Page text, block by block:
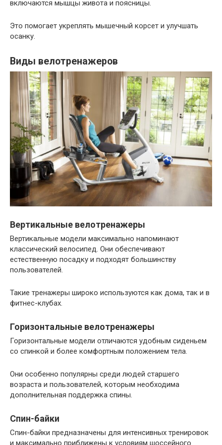
включаются мышцы живота и поясницы.
Это помогает укреплять мышечный корсет и улучшать
осанку.
Виды велотренажеров
Вертикальные велотренажеры
Вертикальные модели максимально напоминают
классический велосипед. Они обеспечивают
естественную посадку и подходят большинству
пользователей.
Такие тренажеры широко используются как дома, так и в
фитнес-клубах.
Горизонтальные велотренажеры
Горизонтальные модели отличаются удобным сиденьем
со спинкой и более комфортным положением тела.
Они особенно популярны среди людей старшего
возраста и пользователей, которым необходима
дополнительная поддержка спины.
Спин-байки
Спин-байки предназначены для интенсивных тренировок
и максимально приближены к условиям шоссейного